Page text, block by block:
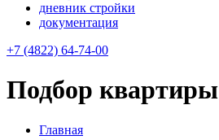
дневник стройки
документация
+7 (4822) 64-74-00
Подбор квартиры
Главная